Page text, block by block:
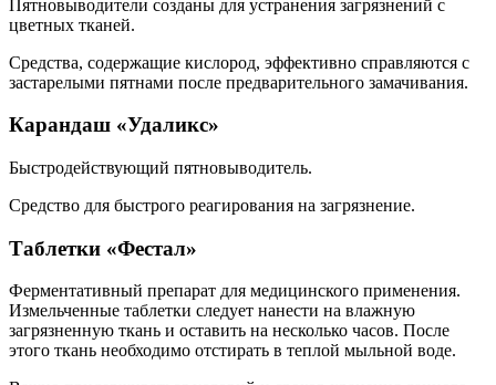
Пятновыводители созданы для устранения загрязнений с
цветных тканей.
Средства, содержащие кислород, эффективно справляются с
застарелыми пятнами после предварительного замачивания.
Карандаш «Удаликс»
Быстродействующий пятновыводитель.
Средство для быстрого реагирования на загрязнение.
Таблетки «Фестал»
Ферментативный препарат для медицинского применения.
Измельченные таблетки следует нанести на влажную
загрязненную ткань и оставить на несколько часов. После
этого ткань необходимо отстирать в теплой мыльной воде.